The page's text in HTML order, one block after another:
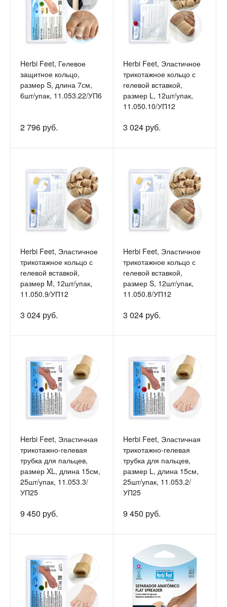
Herbi Feet, Гелевое
защитное кольцо,
размер S, длина 7см,
6шт/упак, 11.053.22/УП6
2 796 руб.
Herbi Feet, Эластичное
трикотажное кольцо с
гелевой вставкой,
размер L, 12шт/упак,
11.050.10/УП12
3 024 руб.
Herbi Feet, Эластичное
трикотажное кольцо с
гелевой вставкой,
размер M, 12шт/упак,
11.050.9/УП12
3 024 руб.
Herbi Feet, Эластичное
трикотажное кольцо с
гелевой вставкой,
размер S, 12шт/упак,
11.050.8/УП12
3 024 руб.
Herbi Feet, Эластичная
трикотажно-гелевая
трубка для пальцев,
размер XL, длина 15см,
25шт/упак, 11.053.3/
УП25
9 450 руб.
Herbi Feet, Эластичная
трикотажно-гелевая
трубка для пальцев,
размер L, длина 15см,
25шт/упак, 11.053.2/
УП25
9 450 руб.